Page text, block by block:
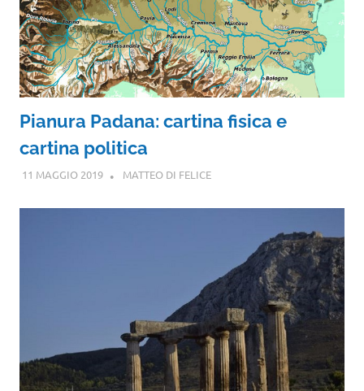
Pianura Padana: cartina fisica e
cartina politica
11 MAGGIO 2019 MATTEO DI FELICE